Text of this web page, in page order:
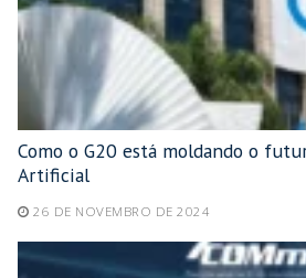
Como o G20 está moldando o
Artificial
26 DE NOVEMBRO DE 2024